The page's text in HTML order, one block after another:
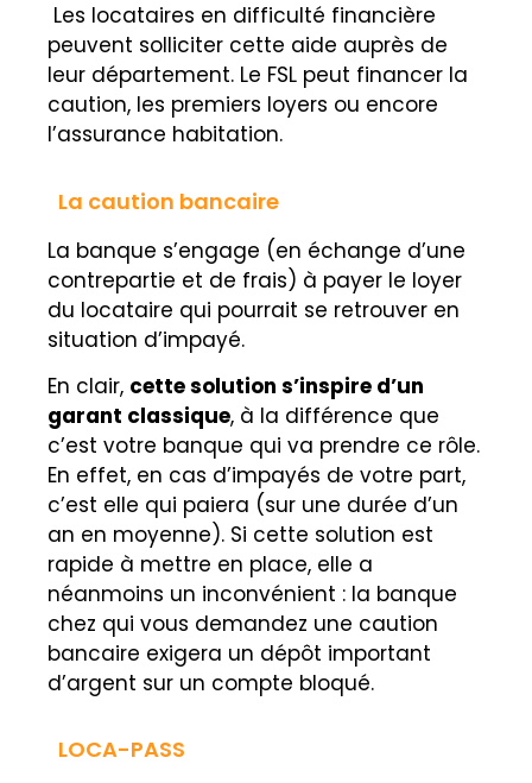
Les locataires en difficulté financière
peuvent solliciter cette aide auprès de
leur département. Le FSL peut financer la
caution, les premiers loyers ou encore
l’assurance habitation.
La caution bancaire
La banque s’engage (en échange d’une
contrepartie et de frais) à payer le loyer
du locataire qui pourrait se retrouver en
situation d’impayé.
En clair, cette solution s’inspire d’un
garant classique, à la différence que
c’est votre banque qui va prendre ce rôle.
En effet, en cas d’impayés de votre part,
c’est elle qui paiera (sur une durée d’un
an en moyenne). Si cette solution est
rapide à mettre en place, elle a
néanmoins un inconvénient : la banque
chez qui vous demandez une caution
bancaire exigera un dépôt important
d’argent sur un compte bloqué.
LOCA-PASS